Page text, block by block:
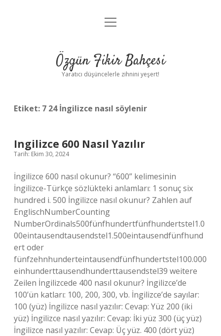
Anasayfa
Yasal Uyarı
menüyü
Özgün Fikir Bahçesi
Yaratıcı düşüncelerle zihnini yeşert!
Etiket: 7 24 İngilizce nasıl söylenir
Ingilizce 600 Nasıl Yazılır
Tarih: Ekim 30, 2024
İngilizce 600 nasıl okunur? “600” kelimesinin
İngilizce-Türkçe sözlükteki anlamları: 1 sonuç six
hundred i. 500 İngilizce nasıl okunur? Zahlen auf
EnglischNumberCounting
NumberOrdinals500fünfhundertfünfhundertstel1.0
00eintausendtausendstel1.500eintausendfünfhund
ert oder
fünfzehnhunderteintausendfünfhundertstel100.000
einhunderttausendhunderttausendstel39 weitere
Zeilen İngilizcede 400 nasıl okunur? İngilizce’de
100’ün katları: 100, 200, 300, vb. İngilizce’de sayılar:
100 (yüz) İngilizce nasıl yazılır: Cevap: Yüz 200 (iki
yüz) İngilizce nasıl yazılır: Cevap: İki yüz 300 (üç yüz)
İngilizce nasıl yazılır: Cevap: Üç yüz. 400 (dört yüz)